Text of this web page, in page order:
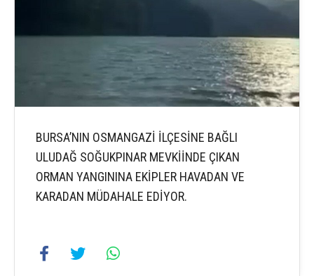
BURSA’NIN OSMANGAZİ İLÇESİNE BAĞLI
ULUDAĞ SOĞUKPINAR MEVKİİNDE ÇIKAN
ORMAN YANGININA EKİPLER HAVADAN VE
KARADAN MÜDAHALE EDİYOR.